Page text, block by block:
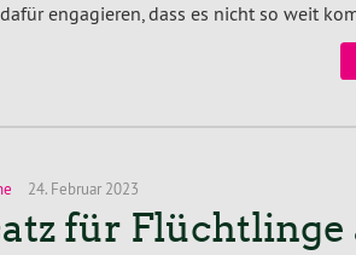
engagieren, dass es nicht so weit
24. Februar 2023
für Flüchtlinge